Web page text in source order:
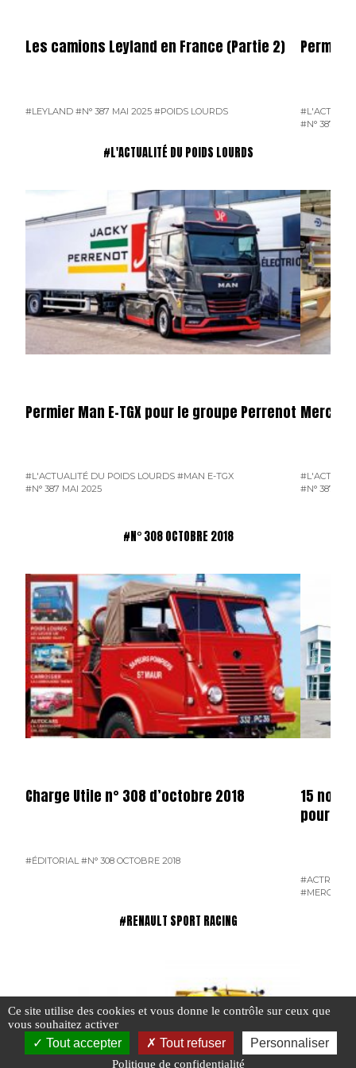
Les camions Leyland en France (Partie 2)
#LEYLAND #N° 387 MAI 2025 #POIDS LOURDS
Permier
#N° 387 MAI
#L'ACTUALITÉ DU POIDS LOURDS
Permier Man E-TGX pour le groupe Perrenot
#L'ACTUALITÉ DU POIDS LOURDS #MAN E-TGX
#N° 387 MAI 2025
#N° 387 MAI
#N° 308 OCTOBRE 2018
Charge Utile n° 308 d’octobre 2018
#ÉDITORIAL #N° 308 OCTOBRE 2018
15
pour
#ACTROS
#MERCEDES
#RENAULT SPORT RACING
Ce site utilise des cookies et vous donne le contrôle sur ceux que
vous souhaitez activer
Tout accepter Tout refuser Personnaliser
Politique de confidentialité